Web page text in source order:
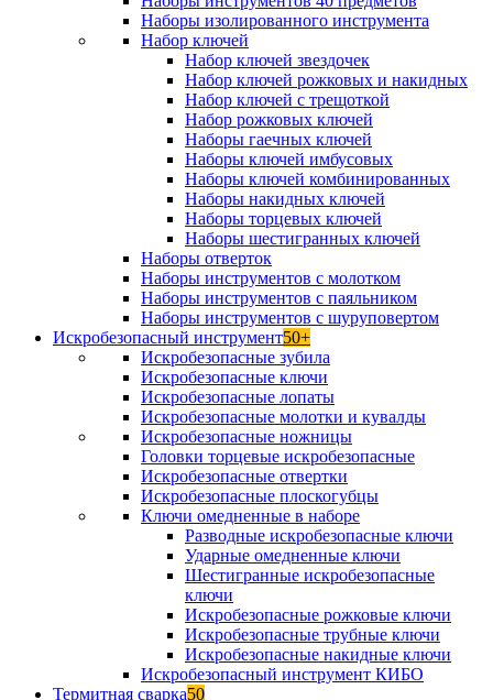
Наборы изолированного инструмента
Набор ключей
Набор ключей звездочек
Набор ключей рожковых и накидных
Набор ключей с трещоткой
Набор рожковых ключей
Наборы гаечных ключей
Наборы ключей имбусовых
Наборы ключей комбинированных
Наборы накидных ключей
Наборы торцевых ключей
Наборы шестигранных ключей
Наборы отверток
Наборы инструментов с молотком
Наборы инструментов с паяльником
Наборы инструментов с шуруповертом
Искробезопасный инструмент50+
Искробезопасные зубила
Искробезопасные ключи
Искробезопасные лопаты
Искробезопасные молотки и кувалды
Искробезопасные ножницы
Головки торцевые искробезопасные
Искробезопасные отвертки
Искробезопасные плоскогубцы
Ключи омедненные в наборе
Разводные искробезопасные ключи
Ударные омедненные ключи
Шестигранные искробезопасные
ключи
Искробезопасные рожковые ключи
Искробезопасные трубные ключи
Искробезопасные накидные ключи
Искробезопасный инструмент КИБО
Термитная сварка50